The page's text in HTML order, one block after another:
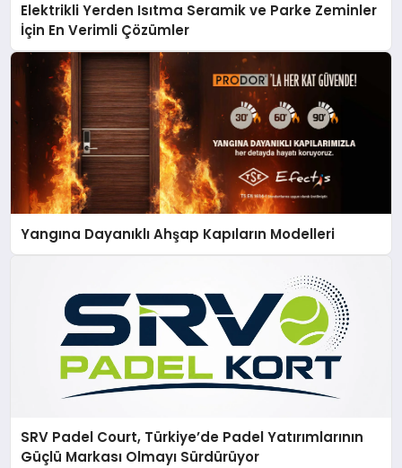
Elektrikli Yerden Isıtma Seramik ve Parke Zeminler
İçin En Verimli Çözümler
Yangına Dayanıklı Ahşap Kapıların Modelleri
SRV Padel Court, Türkiye’de Padel Yatırımlarının
Güçlü Markası Olmayı Sürdürüyor